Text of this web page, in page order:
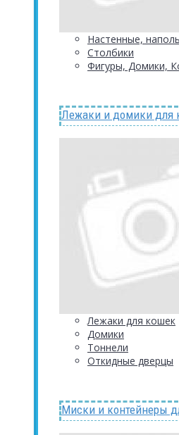
Настенные,
Столбики
Фигуры, Домики,
Лежаки и домики для
Лежаки для кошек
Домики
Тоннели
Откидные дверцы
Миски и контейнеры